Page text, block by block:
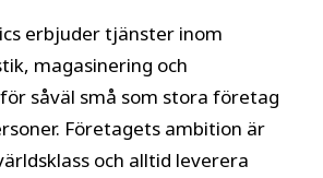
erbjuder tjänster inom
magasinering och
såväl små som stora företag
Företagets ambition är
och alltid leverera